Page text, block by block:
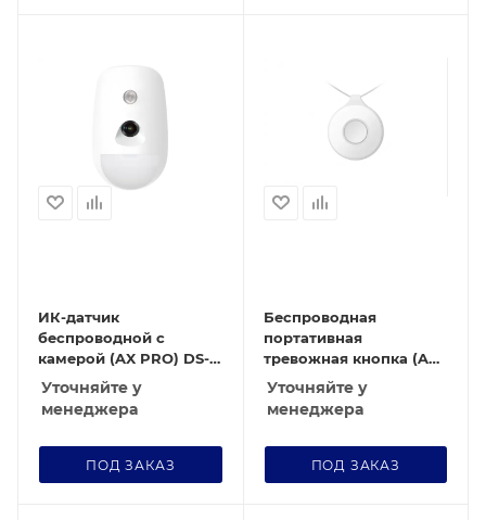
ИК-датчик
беспроводной с
камерой (AX PRO) DS-
PDPC12PF-EG2-WE
Уточняйте у
менеджера
ПОД ЗАКАЗ
Беспроводная
портативная
тревожная кнопка (AX
PRO) DS-PDEBP1-EG2-
WE
Уточняйте у
менеджера
ПОД ЗАКАЗ